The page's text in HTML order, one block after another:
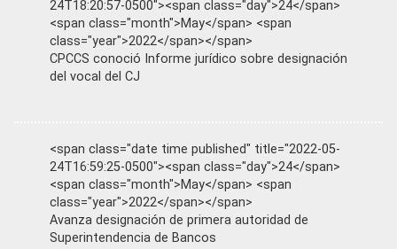
24T18:20:57-0500"><span class="day">24</span>
<span class="month">May</span> <span
class="year">2022</span></span>
CPCCS conoció Informe jurídico sobre designación
del vocal del CJ
<span class="date time published" title="2022-05-
24T16:59:25-0500"><span class="day">24</span>
<span class="month">May</span> <span
class="year">2022</span></span>
Avanza designación de primera autoridad de
Superintendencia de Bancos